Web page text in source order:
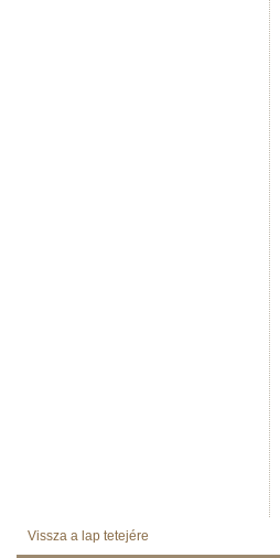
Vissza a lap tetejére